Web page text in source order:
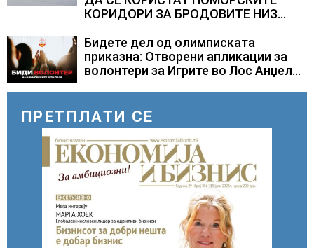
КОРИДОРИ ЗА БРОДОВИТЕ НИЗ
Бидете дел од олимписката
приказна: Отворени апликации за
волонтери за Игрите во Лос Анџелес
ПРЕТПЛАТИ СЕ